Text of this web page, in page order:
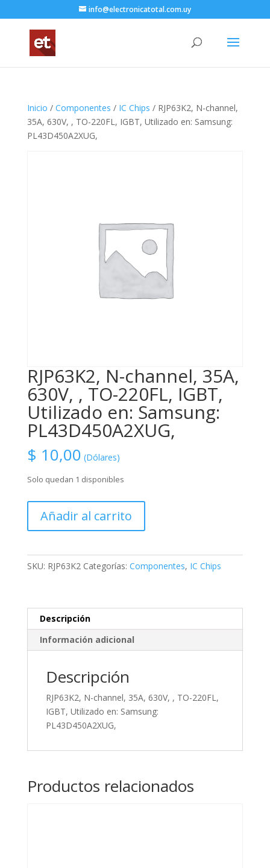
info@electronicatotal.com.uy
Inicio / Componentes / IC Chips / RJP63K2, N-channel,
35A, 630V, , TO-220FL, IGBT, Utilizado en: Samsung:
PL43D450A2XUG,
RJP63K2, N-channel, 35A,
630V, , TO-220FL, IGBT,
Utilizado en: Samsung:
PL43D450A2XUG,
$ 10,00 (Dólares)
Solo quedan 1 disponibles
630V,
IGBT,
Utilizado
PL43D450A2XUG,
Añadir al carrito
SKU: RJP63K2 Categorías: Componentes, IC Chips
Descripción
Información adicional
Descripción
RJP63K2, N-channel, 35A, 630V, , TO-220FL,
IGBT, Utilizado en: Samsung:
PL43D450A2XUG,
Productos relacionados